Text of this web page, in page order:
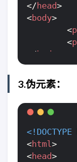
</ head>
<body>
<p
<p
</body
</html>
3.伪元素：
<!DOCTYPE
<html>
<head>